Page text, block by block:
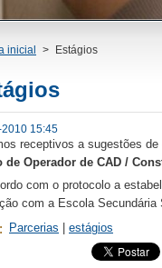
inicial > Estágios
15:45
receptivos a sugestões
de Operador de CAD /
com o protocolo a
com a Escola
: Parcerias estágios